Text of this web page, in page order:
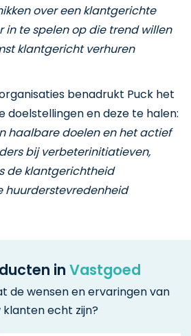
over een klantgerichte
in te spelen op die trend willen
klantgericht verhuren
benadrukt Puck het
doelstellingen en deze te halen:
haalbare doelen en het actief
bij verbeterinitiatieven,
de klantgerichtheid
huurderstevredenheid
in Vastgoed
de wensen en ervaringen van
klanten echt zijn?